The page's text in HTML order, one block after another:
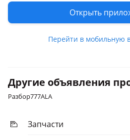
Открыть
Перейти в мобильную
В случае если Вы не смогли
Другие объявления
Разбор777ALA
Запчасти